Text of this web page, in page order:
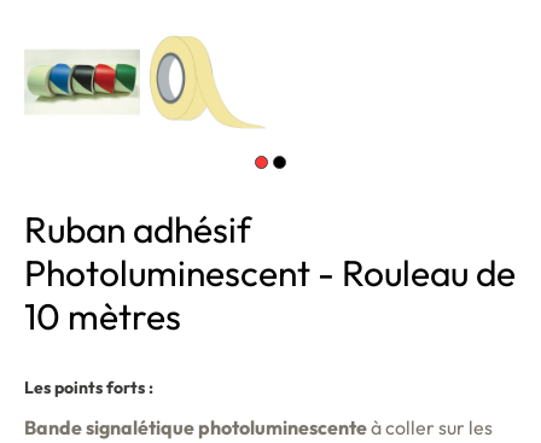
Ruban adhésif
Photoluminescent - Rouleau de
10 mètres
Les points forts :
Bande signalétique photoluminescenteà coller sur les